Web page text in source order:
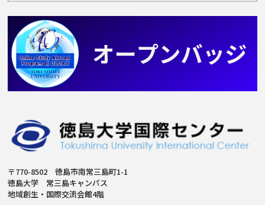
〒770-8502 徳島市南常三島町1-1
徳島大学 常三島キャンパス
地域創生・国際交流会館4階